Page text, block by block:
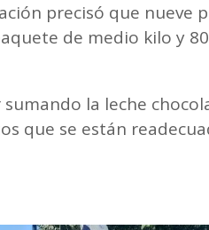
precisó que nueve
de medio kilo y
la leche
que se están